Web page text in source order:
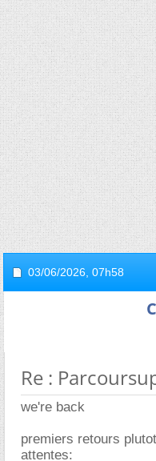
03/06/2026, 07h58
Re :
we're back
premiers retours
attentes: